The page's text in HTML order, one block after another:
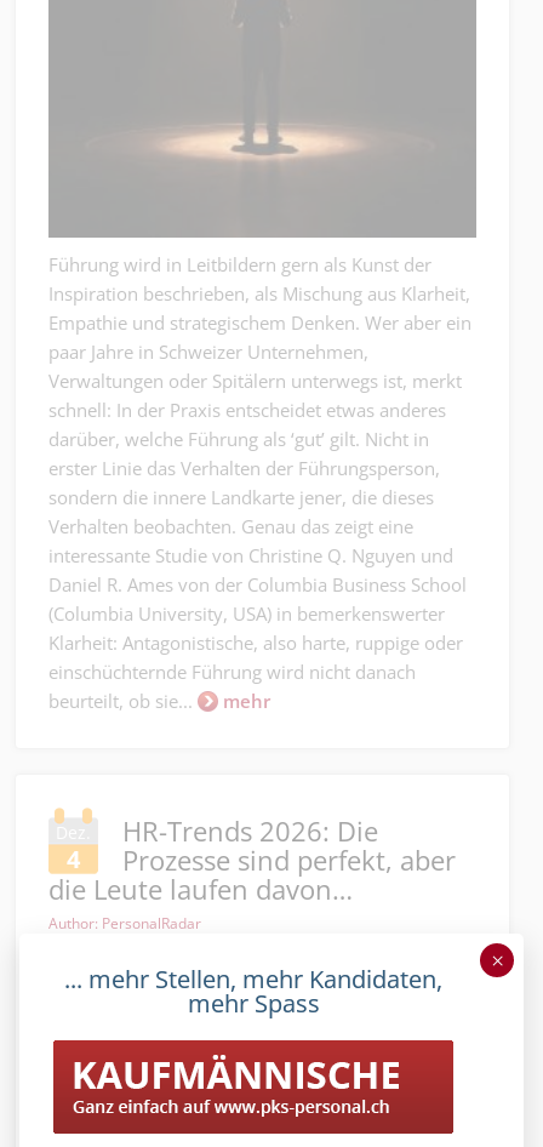
Führung wird in Leitbildern gern als Kunst der
Inspiration beschrieben, als Mischung aus Klarheit,
Empathie und strategischem Denken. Wer aber ein
paar Jahre in Schweizer Unternehmen,
Verwaltungen oder Spitälern unterwegs ist, merkt
schnell: In der Praxis entscheidet etwas anderes
darüber, welche Führung als ‘gut’ gilt. Nicht in
erster Linie das Verhalten der Führungsperson,
sondern die innere Landkarte jener, die dieses
Verhalten beobachten. Genau das zeigt eine
interessante Studie von Christine Q. Nguyen und
Daniel R. Ames von der Columbia Business School
(Columbia University, USA) in bemerkenswerter
Klarheit: Antagonistische, also harte, ruppige oder
einschüchternde Führung wird nicht danach
beurteilt, ob sie...
mehr
Dez.
4
HR-Trends 2026: Die
Prozesse sind perfekt, aber
die Leute laufen davon…
Author: PersonalRadar
... mehr Stellen, mehr Kandidaten,
mehr Spass
×